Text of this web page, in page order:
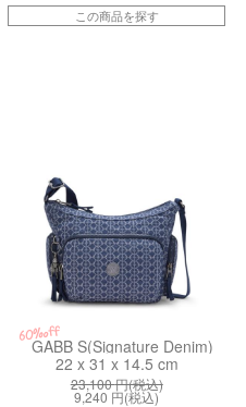
この商品を探す
60%off
GABB S(Signature Denim)
22 x 31 x 14.5 cm
23,100円(税込)
9,240 円(税込)